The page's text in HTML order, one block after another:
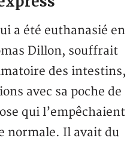
a été euthanasié en
Dillon, souffrait
des intestins,
avec sa poche de
qui l’empêchaient
normale. Il avait du